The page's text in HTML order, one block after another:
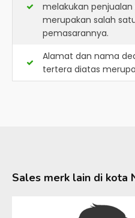
melakukan penjualan
merupakan salah
pemasarannya.
Alamat dan nama
tertera diatas
Sales merk lain di kota